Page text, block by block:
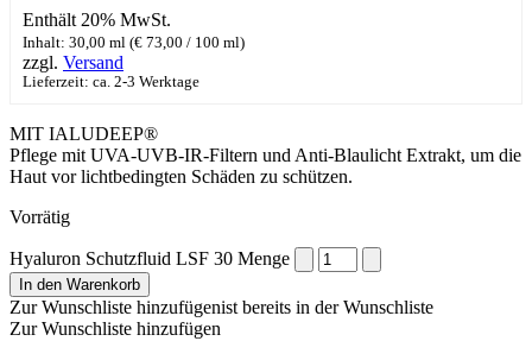
Enthält 20% MwSt.
Inhalt: 30,00 ml (€ 73,00 / 100 ml)
zzgl. Versand
Lieferzeit: ca. 2-3 Werktage
MIT IALUDEEP®
Pflege mit UVA-UVB-IR-Filtern und Anti-Blaulicht Extrakt, um die
Haut vor lichtbedingten Schäden zu schützen.
Vorrätig
Hyaluron Schutzfluid LSF 30 Menge
In den Warenkorb
Zur Wunschliste hinzufügenist bereits in der Wunschliste
Zur Wunschliste hinzufügen